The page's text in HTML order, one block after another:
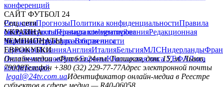
конференций
САЙТ ФУТБОЛ 24
РедакцияПрогнозыПолитика конфиденциальностиПравила
сайтуКонтактыПравила комментированияРедакционная
политикаСтруктура собственности
Соц. сети
facebookxyoutubeinstagramtelegramviber
УКРАИНА
УкраинаПервая лигаВторая лига
ЧЕМПИОНАТЫ
ГерманияИспанияАнглияИталияБельгияМЛСНидерланды
ЕВРОКУБКИ
Лига чемпионовЛига ЕвропыЮношеская лига УЕФАЛига
конференций
Онлайн-медиа «Футбол 24»пл. Галицкая, дом. 15, м. Львов,
79008Телефон +380 (32) 229-77-77Адрес электронной почты
legal@24tv.com.uaИдентификатор онлайн-медиа в Реестре